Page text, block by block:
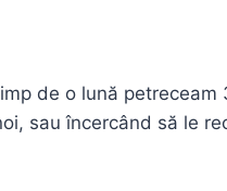
de o lună
sau încercând să le